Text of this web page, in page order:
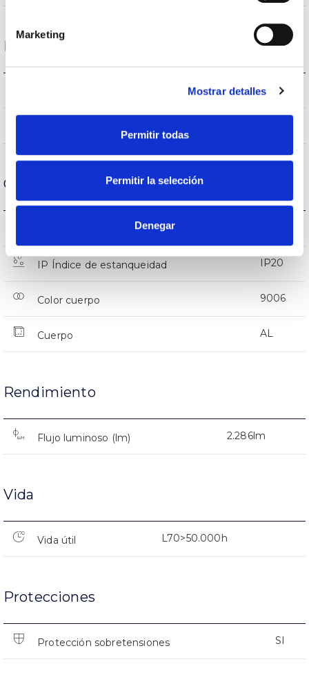
Marketing
Mostrar detalles
Permitir todas
Permitir la selección
Denegar
Datos ópticos
4.000K
Carcasa y Acabado
IK Protección contra impactos
IP Índice de estanqueidad IP20
Color cuerpo 9006
Cuerpo AL
Rendimiento
Flujo luminoso (lm) 2.286lm
Vida
Vida útil L70>50.000h
Protecciones
Protección sobretensiones SI